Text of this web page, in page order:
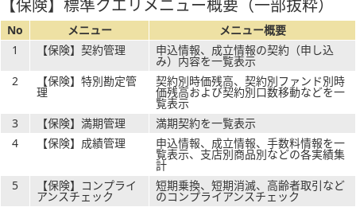
【保険】標準クエリメニュー概要 （一部抜粋）
No メニュー
メニュー概要
1
【保険】契約管理 申込情報、成立情報の契約（申し込
み）内容を一覧表示
2
【保険】特別勘定管
理
契約別時価残高、契約別ファンド別時
価残高および契約別口数移動などを一
覧表示
3
【保険】満期管理
満期契約を一覧表示
4
【保険】成績管理 申込情報、成立情報、手数料情報を一
覧表示、支店別商品別などの各実績集
計
5
【保険】コンプライ
アンスチェック
短期乗換、短期消滅、高齢者取引など
のコンプライアンスチェック